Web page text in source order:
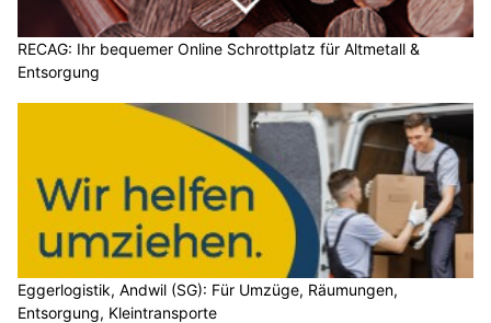
RECAG: Ihr bequemer Online Schrottplatz für Altmetall &
Entsorgung
Eggerlogistik, Andwil (SG): Für Umzüge, Räumungen,
Entsorgung, Kleintransporte